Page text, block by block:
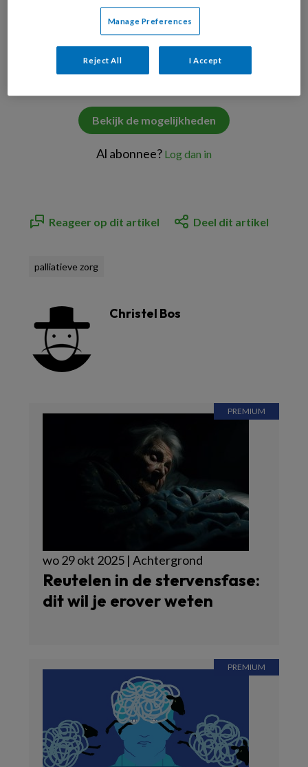
Onbeperkt alle premium artikelen lezen
Verdien accreditatiepunten met TVV
Bekijk de mogelijkheden
Al abonnee? Log dan in
Reageer op dit artikel Deel dit artikel
palliatieve zorg
Christel Bos
wo 29 okt 2025 | Achtergrond
Reutelen in de stervensfase:
dit wil je erover weten
Manage Preferences
Reject All I Accept